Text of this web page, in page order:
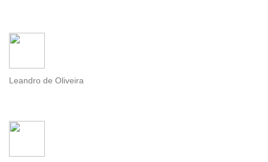
Leandro de Oliveira